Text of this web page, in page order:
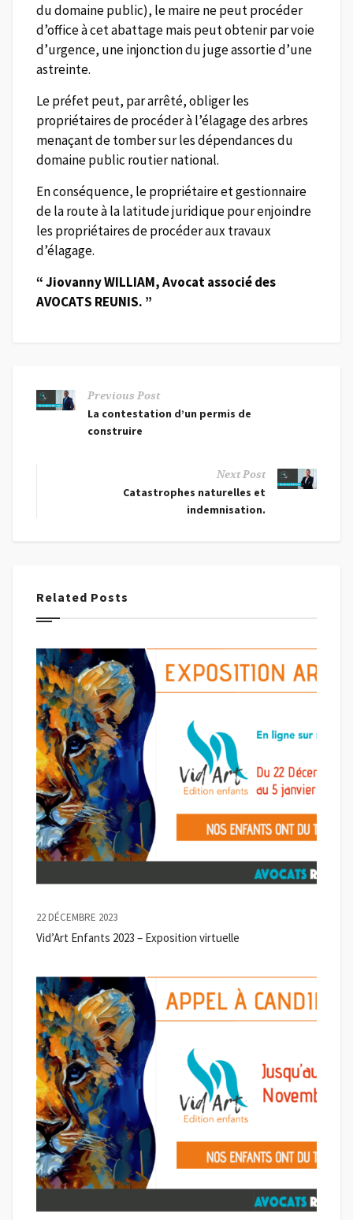
du domaine public), le maire ne peut procéder
d’office à cet abattage mais peut obtenir par voie
d’urgence, une injonction du juge assortie d’une
astreinte.
Le préfet peut, par arrêté, obliger les
propriétaires de procéder à l’élagage des arbres
menaçant de tomber sur les dépendances du
domaine public routier national.
En conséquence, le propriétaire et gestionnaire
de la route à la latitude juridique pour enjoindre
les propriétaires de procéder aux travaux
d’élagage.
“ Jiovanny WILLIAM, Avocat associé des
AVOCATS REUNIS. ”
Previous Post
La contestation d’un permis de
construire
Next Post
Catastrophes naturelles et
indemnisation.
Related Posts
22 DÉCEMBRE 2023
Vid’Art Enfants 2023 – Exposition virtuelle